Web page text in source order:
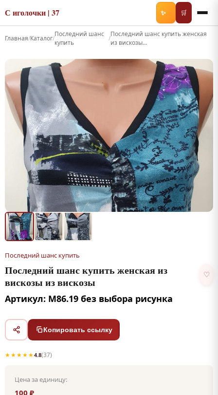
С иголочки | 37 ✨ 🛒
Главная/Каталог/
Последний шанс
купить
/
Последний шанс купить женская
из вискозы…
Последний шанс купить
Последний шанс купить женская из
вискозы из вискозы
♡
Артикул: М86.19 без выбора рисунка
Копировать ссылку
★★★★★4.8(37)
Цена за единицу:
100 ₽